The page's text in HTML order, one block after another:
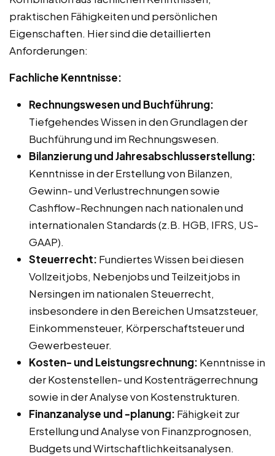
praktischen Fähigkeiten und persönlichen
Eigenschaften. Hier sind die detaillierten
Anforderungen:
Fachliche Kenntnisse:
Rechnungswesen und Buchführung:
Tiefgehendes Wissen in den Grundlagen der
Buchführung und im Rechnungswesen.
Bilanzierung und Jahresabschlusserstellung:
Kenntnisse in der Erstellung von Bilanzen,
Gewinn- und Verlustrechnungen sowie
Cashflow-Rechnungen nach nationalen und
internationalen Standards (z.B. HGB, IFRS, US-
GAAP).
Steuerrecht: Fundiertes Wissen bei diesen
Vollzeitjobs, Nebenjobs und Teilzeitjobs in
Nersingen im nationalen Steuerrecht,
insbesondere in den Bereichen Umsatzsteuer,
Einkommensteuer, Körperschaftsteuer und
Gewerbesteuer.
Kosten- und Leistungsrechnung: Kenntnisse in
der Kostenstellen- und Kostenträgerrechnung
sowie in der Analyse von Kostenstrukturen.
Finanzanalyse und -planung: Fähigkeit zur
Erstellung und Analyse von Finanzprognosen,
Budgets und Wirtschaftlichkeitsanalysen.